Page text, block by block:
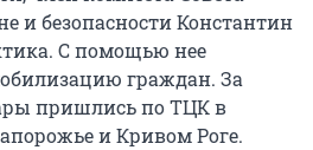
и безопасности Константин
С помощью нее
граждан. За
пришлись по ТЦК в
и Кривом Роге.